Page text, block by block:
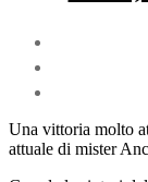
Una vittoria molto
attuale di mister